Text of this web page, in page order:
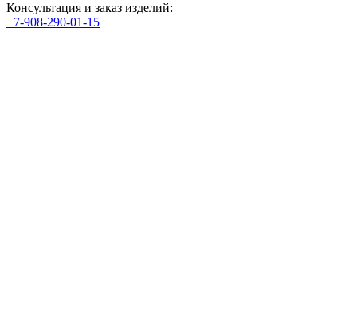
Консультация и заказ изделий:
+7-908-290-01-15